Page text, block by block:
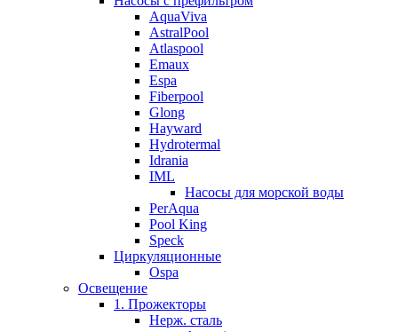
AquaViva
AstralPool
Atlaspool
Emaux
Espa
Fiberpool
Glong
Hayward
Hydrotermal
Idrania
IML
Насосы для морской воды
PerAqua
Pool King
Speck
Циркуляционные
Ospa
Освещение
1. Прожекторы
Нерж. сталь